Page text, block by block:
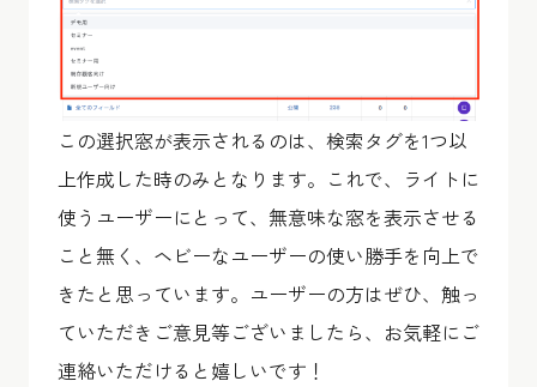
この選択窓が表示されるのは、検索タグを1つ以
上作成した時のみとなります。これで、ライトに
使うユーザーにとって、無意味な窓を表示させる
こと無く、ヘビーなユーザーの使い勝手を向上で
きたと思っています。ユーザーの方はぜひ、触っ
ていただきご意見等ございましたら、お気軽にご
連絡いただけると嬉しいです！